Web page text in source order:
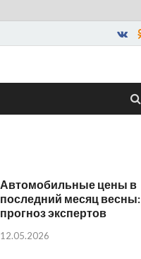
Автомобильные цены в
последний месяц весны:
прогноз экспертов
12.05.2026